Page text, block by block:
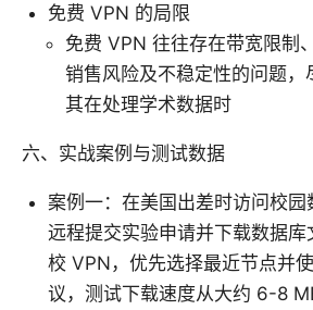
免费 VPN 的局限
免费 VPN 往往存在带宽限制
销售风险及不稳定性的问题，
其在处理学术数据时
六、实战案例与测试数据
案例一：在美国出差时访问校
远程提交实验申请并下载数据
校 VPN，优先选择最近节点并
议，测试下载速度从大约 6-8